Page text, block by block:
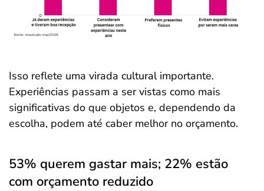
Isso reflete uma virada cultural importante.
Experiências passam a ser vistas como mais
significativas do que objetos e, dependendo da
escolha, podem até caber melhor no orçamento.
53% querem gastar mais; 22% estão
com orçamento reduzido